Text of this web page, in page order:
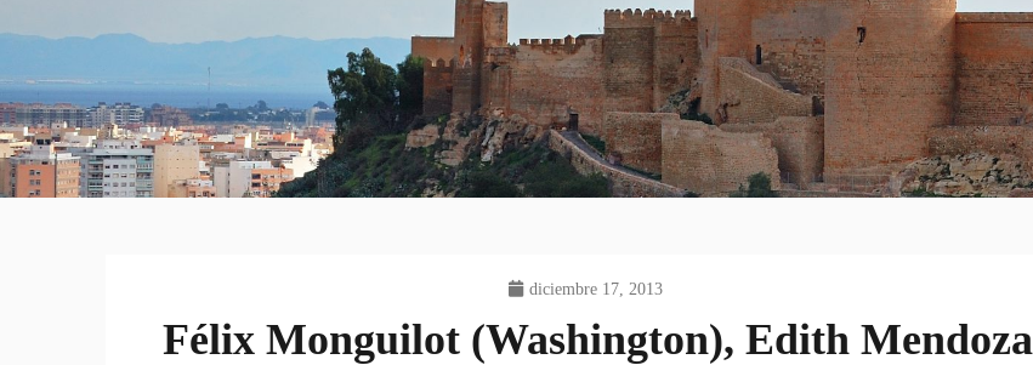
diciembre 17, 2013
Félix Monguilot (Washington), Edith Mendoza